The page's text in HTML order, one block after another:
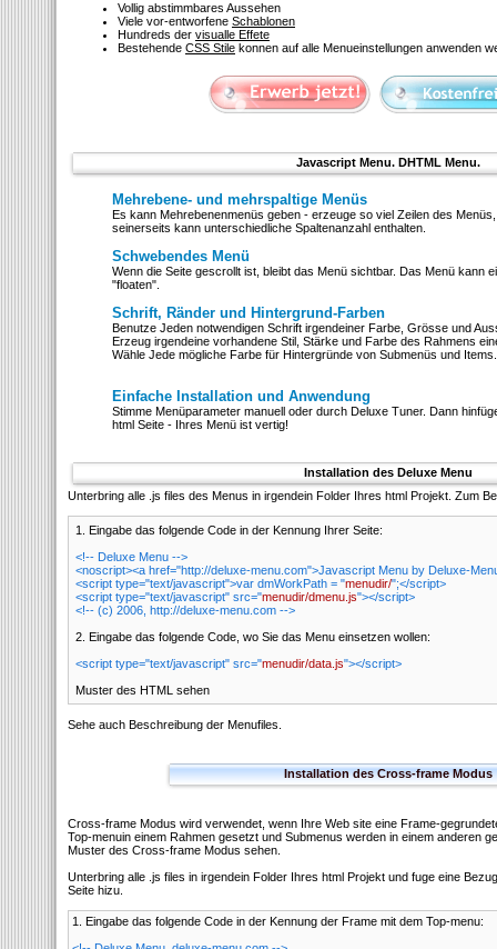
Vollig abstimmbares Aussehen
Viele vor-entworfene Schablonen
Hundreds der visualle Effete
Bestehende CSS Stile konnen auf alle Menueinstellungen anwenden
Javascript Menu. DHTML Menu.
Mehrebene- und mehrspaltige Menüs
Es kann Mehrebenenmenüs geben - erzeuge so viel Zeilen des
seinerseits kann unterschiedliche Spaltenanzahl enthalten.
Schwebendes Menü
Wenn die Seite gescrollt ist, bleibt das Menü sichtbar. Das Menü kann
"floaten".
Schrift, Ränder und Hintergrund-Farben
Benutze Jeden notwendigen Schrift irgendeiner Farbe, Grösse und
Erzeug irgendeine vorhandene Stil, Stärke und Farbe des Rahmens
Wähle Jede mögliche Farbe für Hintergründe von Submenüs und Items.
Einfache Installation und Anwendung
Stimme Menüparameter manuell oder durch Deluxe Tuner. Dann
html Seite - Ihres Menü ist vertig!
Installation des Deluxe Menu
Unterbring alle .js files des Menus in irgendein Folder Ihres html Projekt. Zum
1. Eingabe das folgende Code in der Kennung Ihrer Seite:
<!-- Deluxe Menu -->
<noscript><a href="http://deluxe-menu.com">Javascript Menu by Deluxe-
<script type="text/javascript">var dmWorkPath = "menudir/";</script>
<script type="text/javascript" src="menudir/dmenu.js"></script>
<!-- (c) 2006, http://deluxe-menu.com -->
2. Eingabe das folgende Code, wo Sie das Menu einsetzen wollen:
<script type="text/javascript" src="menudir/data.js"></script>
Muster des HTML sehen
Sehe auch Beschreibung der Menufiles.
Installation des Cross-frame Modus
Cross-frame Modus wird verwendet, wenn Ihre Web site eine Frame-
Top-menuin einem Rahmen gesetzt und Submenus werden in einem anderen
Muster des Cross-frame Modus sehen.
Unterbring alle .js files in irgendein Folder Ihres html Projekt und fuge eine
Seite hizu.
1. Eingabe das folgende Code in der Kennung der Frame mit dem Top-menu: